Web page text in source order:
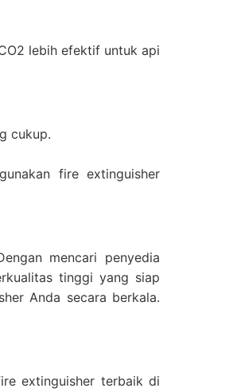
lebih efektif untuk api
cukup.
fire extinguisher
mencari penyedia
tinggi yang siap
Anda secara berkala.
extinguisher terbaik di